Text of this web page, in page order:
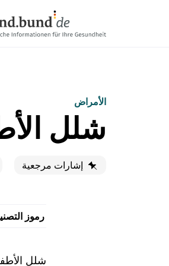
الأمراض
شلل
إشارات مرجعية
رموز
شلل